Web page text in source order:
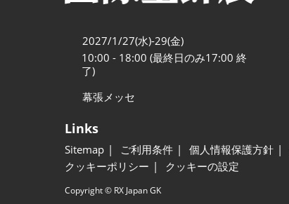
2027/1/27(水)-29(金)
10:00 - 18:00 (最終日のみ17:00 終
了)
幕張メッセ
Links
Sitemap ご利用条件 個人情報保護方針
クッキーポリシー
クッキーの設定
Copyright © RX Japan GK